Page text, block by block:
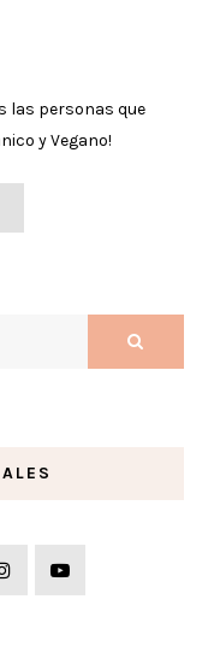
las personas que
y Vegano!